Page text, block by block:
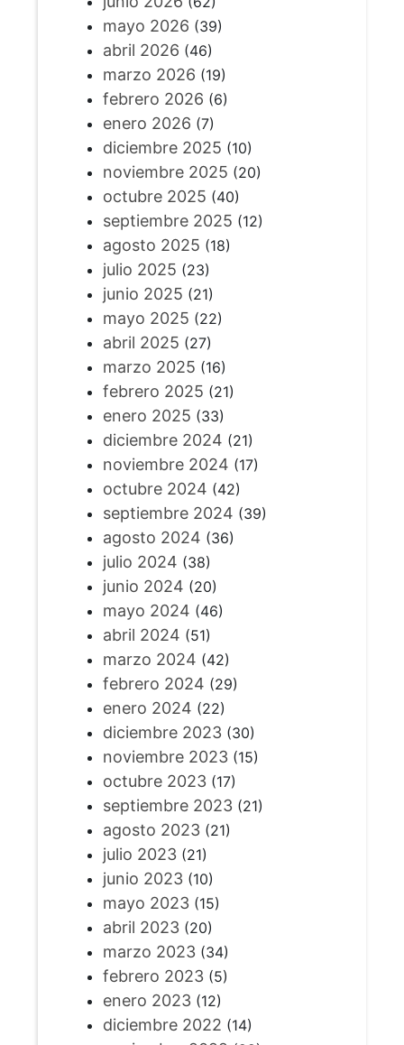
mayo 2026 (39)
abril 2026 (46)
marzo 2026 (19)
febrero 2026 (6)
enero 2026 (7)
diciembre 2025 (10)
noviembre 2025 (20)
octubre 2025 (40)
septiembre 2025 (12)
agosto 2025 (18)
julio 2025 (23)
junio 2025 (21)
mayo 2025 (22)
abril 2025 (27)
marzo 2025 (16)
febrero 2025 (21)
enero 2025 (33)
diciembre 2024 (21)
noviembre 2024 (17)
octubre 2024 (42)
septiembre 2024 (39)
agosto 2024 (36)
julio 2024 (38)
junio 2024 (20)
mayo 2024 (46)
abril 2024 (51)
marzo 2024 (42)
febrero 2024 (29)
enero 2024 (22)
diciembre 2023(30)
noviembre 2023(15)
octubre 2023(17)
septiembre 2023(21)
agosto 2023(21)
julio 2023(21)
junio 2023(10)
mayo 2023(15)
abril 2023(20)
marzo 2023(34)
febrero 2023(5)
enero 2023(12)
diciembre 2022 (14)